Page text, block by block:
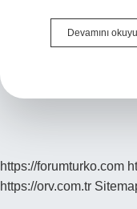
Devamını
https://forumturko.com
https://orv.com.tr